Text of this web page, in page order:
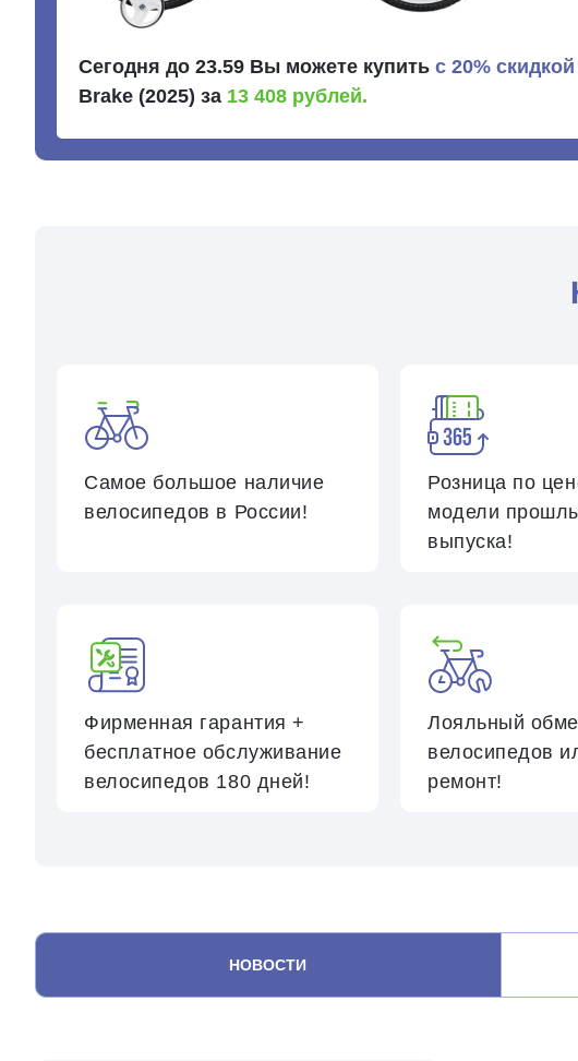
Сегодня до 23.59 Вы можете купить с 20% скидкой
Brake (2025) за 13 408 рублей.
Самое большое наличие
велосипедов в России!
Розница по
модели
выпуска!
Фирменная гарантия +
бесплатное обслуживание
велосипедов 180 дней!
Лояльный
велосипедов
ремонт!
НОВОСТИ